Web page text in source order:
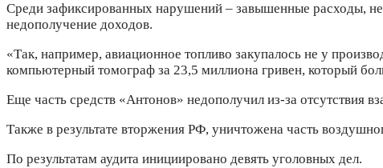
Среди зафиксированных нарушений – завышенные расходы,
недополучение доходов.
«Так, например, авиационное топливо закупалось не у
компьютерный томограф за 23,5 миллиона гривен, который
Еще часть средств «Антонов» недополучил из-за отсутствия
Также в результате вторжения РФ, уничтожена часть
По результатам аудита инициировано девять уголовных дел.